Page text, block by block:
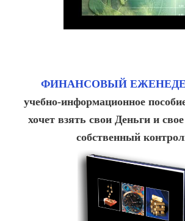
ФИНАНСОВЫЙ
учебно-информационное
хочет взять свои Деньги и
собственный